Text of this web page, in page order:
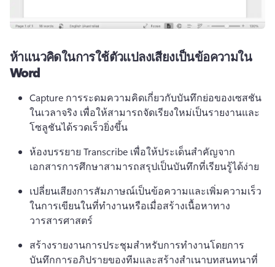
ห้าแนวคิดในการใช้ตัวแปลงเสียงเป็นข้อความใน
Word
Capture การระดมความคิดเกี่ยวกับบันทึกย่อของเซสชัน
ในเวลาจริง เพื่อให้สามารถจัดเรียงใหม่เป็นรายงานและ
โซลูชันได้รวดเร็วยิ่งขึ้น
ห้องบรรยาย Transcribe เพื่อให้ประเด็นสําคัญจาก
เอกสารการศึกษาสามารถสรุปเป็นบันทึกที่เรียนรู้ได้ง่าย
เปลี่ยนเสียงการสัมภาษณ์เป็นข้อความและเพิ่มความเร็ว
ในการเขียนในที่ทํางานหรือเมื่อสร้างเนื้อหาทาง
วารสารศาสตร์
สร้างรายงานการประชุมสําหรับการทํางานโดยการ
บันทึกการอภิปรายของทีมและสร้างสําเนาบทสนทนาที่